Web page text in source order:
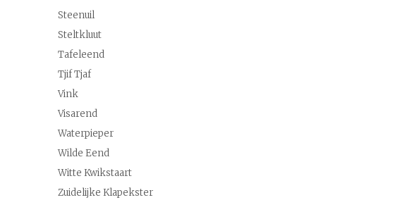
Steenuil
Steltkluut
Tafeleend
Tjif Tjaf
Vink
Visarend
Waterpieper
Wilde Eend
Witte Kwikstaart
Zuidelijke Klapekster